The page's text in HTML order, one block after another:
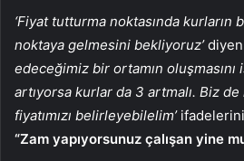
‘Fiyat tutturma noktasında
noktaya gelmesini bekliyoruz’
edeceğimiz bir ortamın
artıyorsa kurlar da 3 artmalı. Biz
fiyatımızı belirleyebilelim’
“Zam yapıyorsunuz çalışan yine